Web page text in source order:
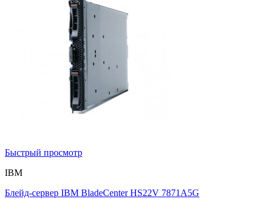
Быстрый просмотр
IBM
Блейд-сервер IBM BladeCenter HS22V 7871A5G